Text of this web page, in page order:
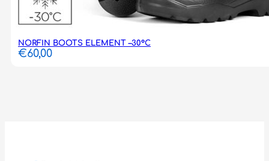
NORFIN BOOTS ELEMENT –30°C
€60,00